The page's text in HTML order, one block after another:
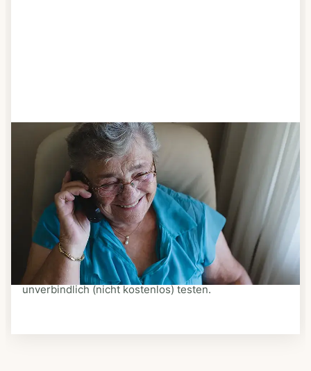
Schritt 3
Bestellen & liefern lassen
Suchen Sie sich aus dem Speiseplan Ihres Anbieters
aus, was Ihnen schmeckt. Bestellen Sie telefonisch,
schriftlich oder im Online-Shop Ihres Anbieters.
Ein Kurier liefert Ihnen das bestellte Essen zum
vereinbarten Zeitpunkt nach Hause. Bei vielen
Anbietern können Sie Essen auf Rädern auch
unverbindlich (nicht kostenlos) testen.